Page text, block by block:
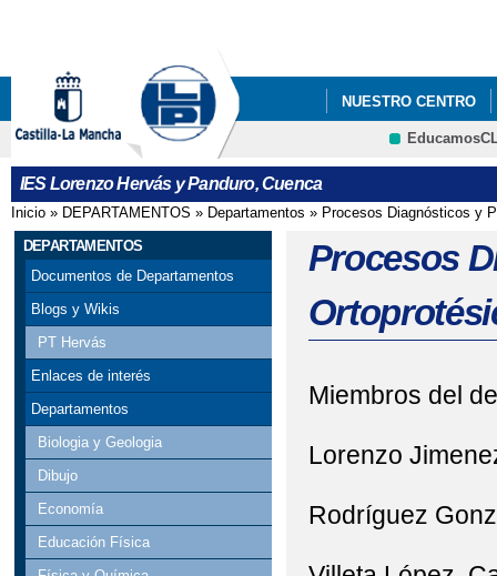
NUESTRO CENTRO
FORMACIÓN
IES Lorenzo Hervás y Panduro, Cuenca
Se encuentra usted aquí
Inicio » DEPARTAMENTOS » Departamentos » Procesos Diagnósticos y
DEPARTAMENTOS
Documentos de Departamentos
Blogs y Wikis
PT Hervás
Enlaces de interés
Departamentos
Biologia y Geologia
Dibujo
Economía
Educación Física
Procesos
Miembros del
Lorenzo
Rodríguez